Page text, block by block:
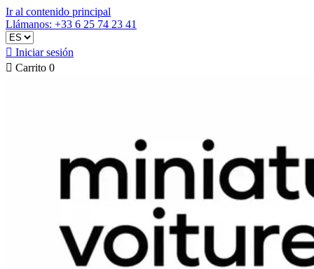
Ir al contenido principal
Llámanos: +33 6 25 74 23 41
 Iniciar sesión
 Carrito 0